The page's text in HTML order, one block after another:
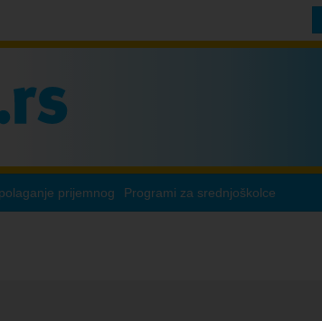
prijemnog Programi za srednjoškolce